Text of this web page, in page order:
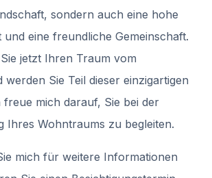
sondern auch eine hohe
und eine freundliche Gemeinschaft.
jetzt Ihren Traum vom
werden Sie Teil dieser einzigartigen
freue mich darauf, Sie bei der
Ihres Wohntraums zu begleiten.
mich für weitere Informationen